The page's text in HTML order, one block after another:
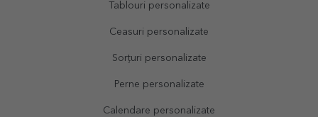
Tablouri personalizate
Ceasuri personalizate
Sorțuri personalizate
Perne personalizate
Calendare personalizate